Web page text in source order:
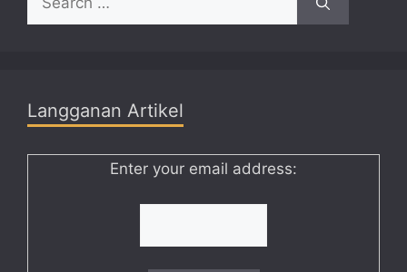
for:
Langganan Artikel
Enter your email address: